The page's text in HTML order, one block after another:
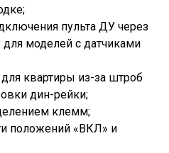
пульта ДУ через
моделей с датчиками
квартиры из-за штроб
дин-рейки;
клемм;
положений «ВКЛ» и